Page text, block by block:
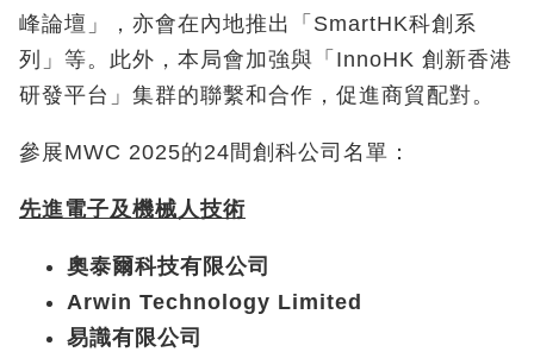
峰論壇」，亦會在內地推出「SmartHK科創系
列」等。此外，本局會加強與「InnoHK 創新香港
研發平台」集群的聯繫和合作，促進商貿配對。
參展MWC 2025的24間創科公司名單：
先進電子及機械人技術
奧泰爾科技有限公司
Arwin Technology Limited
易識有限公司